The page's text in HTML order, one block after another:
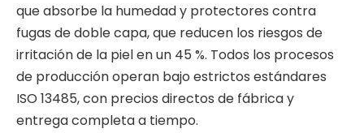
que absorbe la humedad y protectores contra
fugas de doble capa, que reducen los riesgos de
irritación de la piel en un 45 %. Todos los procesos
de producción operan bajo estrictos estándares
ISO 13485, con precios directos de fábrica y
entrega completa a tiempo.